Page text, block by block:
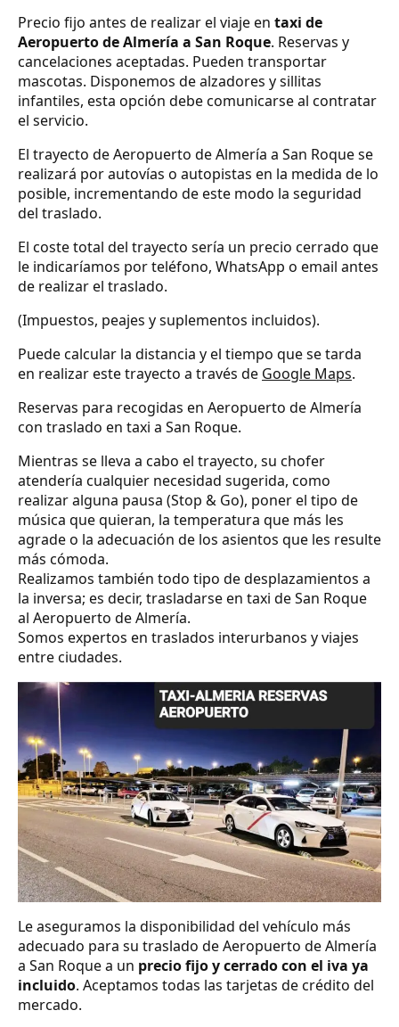
Precio fijo antes de realizar el viaje en taxi de
Aeropuerto de Almería a San Roque. Reservas y
cancelaciones aceptadas. Pueden transportar
mascotas. Disponemos de alzadores y sillitas
infantiles, esta opción debe comunicarse al contratar
el servicio.
El trayecto de Aeropuerto de Almería a San Roque se
realizará por autovías o autopistas en la medida de lo
posible, incrementando de este modo la seguridad
del traslado.
El coste total del trayecto sería un precio cerrado que
le indicaríamos por teléfono, WhatsApp o email antes
de realizar el traslado.
(Impuestos, peajes y suplementos incluidos).
Puede calcular la distancia y el tiempo que se tarda
en realizar este trayecto a través de Google Maps.
Reservas para recogidas en Aeropuerto de Almería
con traslado en taxi a San Roque.
Mientras se lleva a cabo el trayecto, su chofer
atendería cualquier necesidad sugerida, como
realizar alguna pausa (Stop & Go), poner el tipo de
música que quieran, la temperatura que más les
agrade o la adecuación de los asientos que les resulte
más cómoda.
Realizamos también todo tipo de desplazamientos a
la inversa; es decir, trasladarse en taxi de San Roque
al Aeropuerto de Almería.
Somos expertos en traslados interurbanos y viajes
entre ciudades.
Le aseguramos la disponibilidad del vehículo más
adecuado para su traslado de Aeropuerto de Almería
a San Roque a un precio fijo y cerrado con el iva ya
incluido. Aceptamos todas las tarjetas de crédito del
mercado.